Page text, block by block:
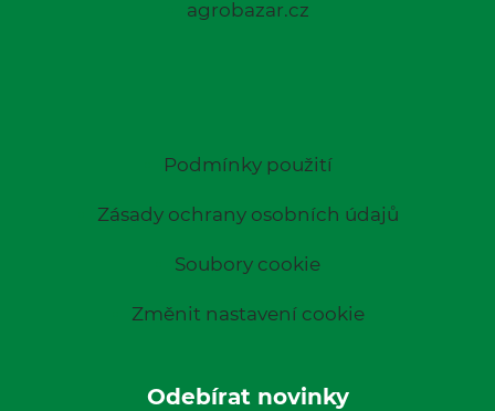
agrobazar.cz
Podmínky použití
Zásady ochrany osobních údajů
Soubory cookie
Změnit nastavení cookie
Odebírat novinky